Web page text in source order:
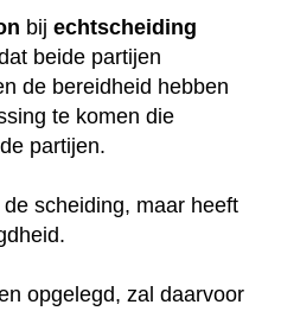
bij echtscheiding
beide partijen
de bereidheid hebben
te komen die
partijen.
scheiding, maar heeft
opgelegd, zal daarvoor